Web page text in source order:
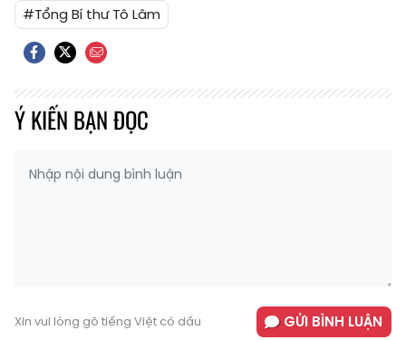
#Tổng Bí thư Tô Lâm
Ý KIẾN BẠN ĐỌC
Xin vui lòng gõ tiếng Việt có dấu GỬI BÌNH LUẬN